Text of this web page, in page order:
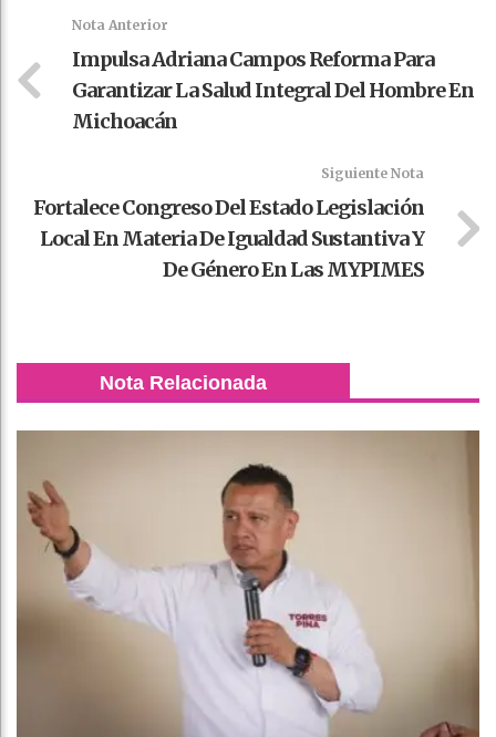
Nota Anterior
Impulsa Adriana Campos Reforma Para
Garantizar La Salud Integral Del Hombre En
Michoacán
Siguiente Nota
Fortalece Congreso Del Estado Legislación
Local En Materia De Igualdad Sustantiva Y
De Género En Las MYPIMES
Nota Relacionada